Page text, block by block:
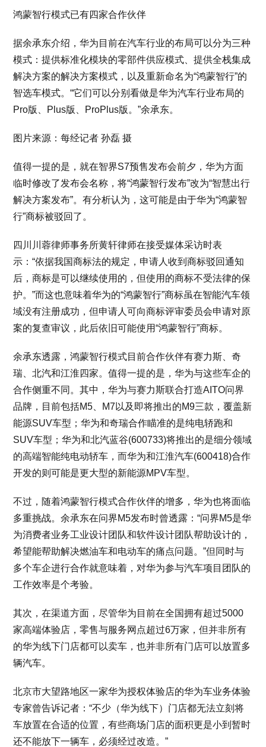
鸿蒙智行模式已有四家合作伙伴
据余承东介绍，华为目前在汽车行业的布局可以分为三种
模式：提供标准化模块的零部件供应模式、提供全栈集成
解决方案的解决方案模式，以及重新命名为“鸿蒙智行”的
智选车模式。“它们可以分别看做是华为汽车行业布局的
Pro版、Plus版、ProPlus版。”余承东。
图片来源：每经记者 孙磊 摄
值得一提的是，就在智界S7预售发布会前夕，华为方面
临时修改了发布会名称，将“鸿蒙智行发布”改为“智慧出行
解决方案发布”。有分析认为，这可能是由于华为“鸿蒙智
行”商标被驳回了。
四川川蓉律师事务所黄轩律师在接受媒体采访时表
示：“依据我国商标法的规定，申请人收到商标驳回通知
后，商标是可以继续使用的，但使用的商标不受法律的保
护。”而这也意味着华为的“鸿蒙智行”商标虽在智能汽车领
域没有注册成功，但申请人可向商标评审委员会申请对原
案的复查审议，此后依旧可能使用“鸿蒙智行”商标。
余承东透露，鸿蒙智行模式目前合作伙伴有赛力斯、奇
瑞、北汽和江淮四家。值得一提的是，华为与这些车企的
合作侧重不同。其中，华为与赛力斯联合打造AITO问界
品牌，目前包括M5、M7以及即将推出的M9三款，覆盖新
能源SUV车型；华为和奇瑞合作瞄准的是纯电轿跑和
SUV车型；华为和北汽蓝谷(600733)将推出的是细分领域
的高端智能纯电动轿车，而华为和江淮汽车(600418)合作
开发的则可能是更大型的新能源MPV车型。
不过，随着鸿蒙智行模式合作伙伴的增多，华为也将面临
多重挑战。余承东在问界M5发布时曾透露：“问界M5是华
为消费者业务工业设计团队和软件设计团队帮助设计的，
希望能帮助解决燃油车和电动车的痛点问题。”但同时与
多个车企进行合作就意味着，对华为参与汽车项目团队的
工作效率是个考验。
其次，在渠道方面，尽管华为目前在全国拥有超过5000
家高端体验店，零售与服务网点超过6万家，但并非所有
的华为线下门店都可以卖车，也并非所有门店可以放置多
辆汽车。
北京市大望路地区一家华为授权体验店的华为车业务体验
专家曾告诉记者：“不少（华为线下）门店都无法立刻将
车放置在合适的位置，有些商场门店的面积更是小到暂时
还不能放下一辆车，必须经过改造。”